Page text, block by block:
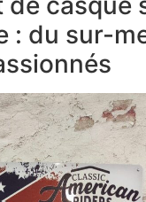
: du sur-